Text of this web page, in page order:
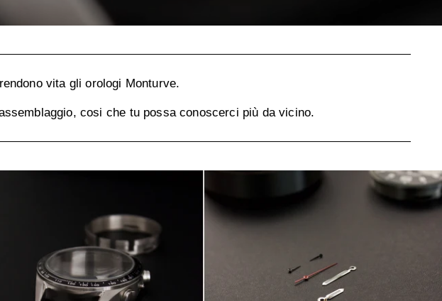
vita gli orologi Monturve.
cosi che tu possa conoscerci più da vicino.